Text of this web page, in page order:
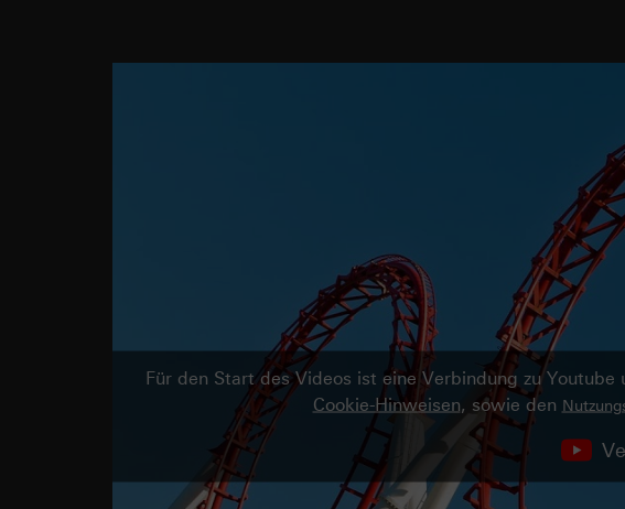
Für den Start des Videos ist eine Verbindung zu
Cookie-Hinweisen, sowie den